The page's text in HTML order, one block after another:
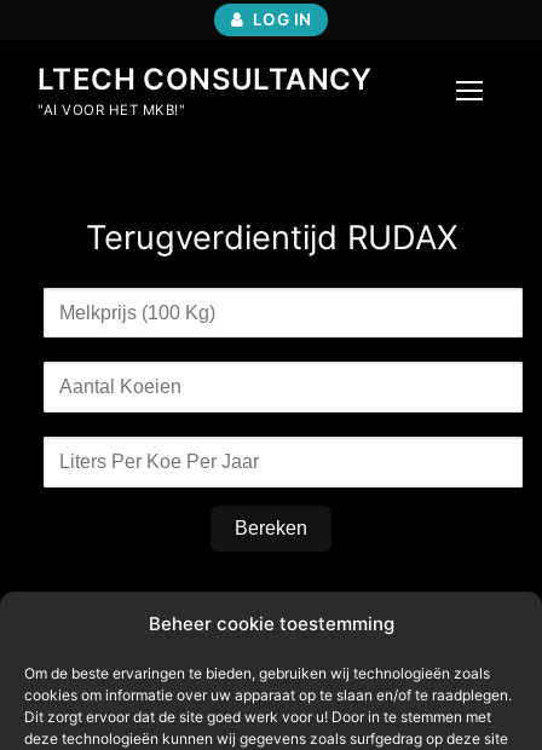
Beheer cookie toestemming
Om de beste ervaringen te bieden, gebruiken wij technologieën zoals
cookies om informatie over uw apparaat op te slaan en/of te raadplegen.
Dit zorgt ervoor dat de site goed werk voor u! Door in te stemmen met
deze technologieën kunnen wij gegevens zoals surfgedrag op deze site
LOG IN
LTECH CONSULTANCY
"AI VOOR HET MKB!"
Terugverdientijd RUDAX
Bereken
Deze berekening is op basis van 3% extra melkgift. De berekening is
lichtplan contact met HATO op!